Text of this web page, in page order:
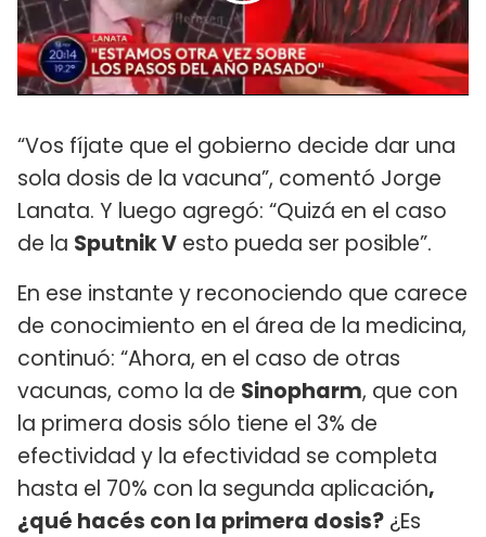
“Vos fíjate que el gobierno decide dar una
sola dosis de la vacuna”, comentó Jorge
Lanata. Y luego agregó: “Quizá en el caso
de la Sputnik V esto pueda ser posible”.
En ese instante y reconociendo que carece
de conocimiento en el área de la medicina,
continuó: “Ahora, en el caso de otras
vacunas, como la de Sinopharm, que con
la primera dosis sólo tiene el 3% de
efectividad y la efectividad se completa
hasta el 70% con la segunda aplicación,
¿qué hacés con la primera dosis? ¿Es